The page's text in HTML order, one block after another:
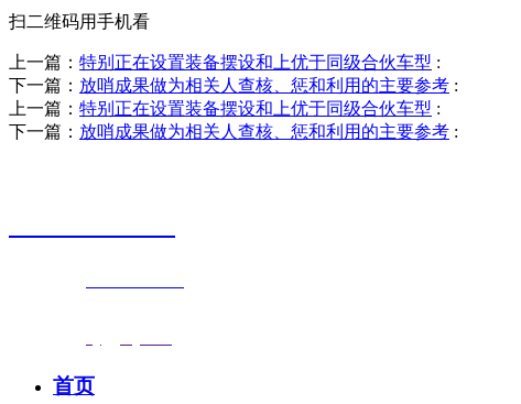
扫二维码用手机看
上一篇： 特别正在设置装备摆设和上优于同级合伙车型 :
下一篇： 放哨成果做为相关人查核、惩和利用的主要参考 :
上一篇： 特别正在设置装备摆设和上优于同级合伙车型 :
下一篇： 放哨成果做为相关人查核、惩和利用的主要参考 :
首页